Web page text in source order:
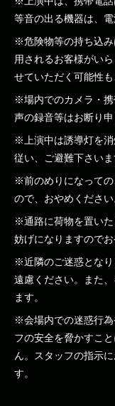
等音の出る機器は、電
※危険物等の持ち込
用されるお客様がい
せていただく可能性
※場内でのカメラ・
声の録音等はお断り申
※上演中は誘導灯を
従い、ご避難下さいま
※前のめりになって
ので、おやめください
※通路に荷物を置い
妨げになりますのでお
※近隣のご迷惑とな
遠慮ください。また
ます。
※会場内での迷惑行
フの安全を脅かすこ
ん。スタッフの指示
す。